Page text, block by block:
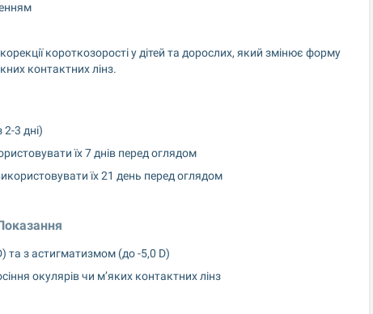
короткозорості у дітей та дорослих, який змінює форму
контактних лінз.
3 дні)
їх 7 днів перед оглядом
їх 21 день перед оглядом
та з астигматизмом (до -5,0 D)
окулярів чи м’яких контактних лінз